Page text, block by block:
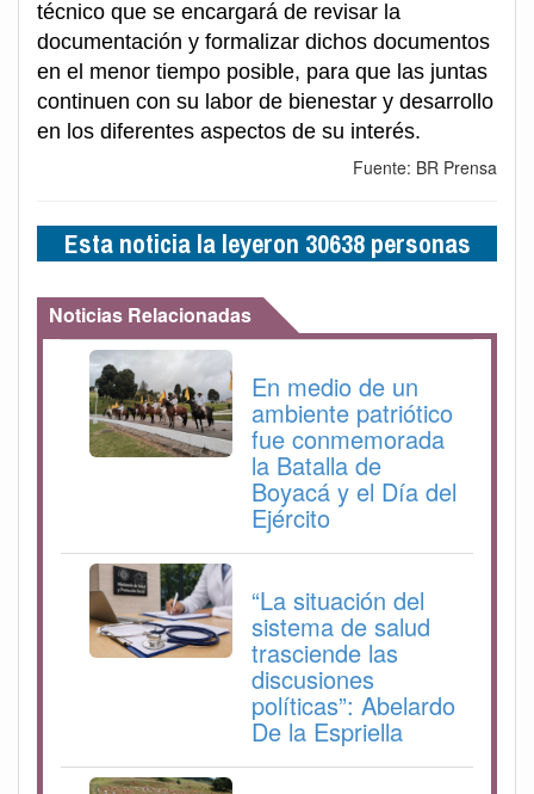
técnico que se encargará de revisar la
documentación y formalizar dichos documentos
en el menor tiempo posible, para que las juntas
continuen con su labor de bienestar y desarrollo
en los diferentes aspectos de su interés.
Fuente: BR Prensa
Esta noticia la leyeron 30638 personas
Noticias Relacionadas
En medio de un
ambiente patriótico
fue conmemorada
la Batalla de
Boyacá y el Día del
Ejército
“La situación del
sistema de salud
trasciende las
discusiones
políticas”: Abelardo
De la Espriella